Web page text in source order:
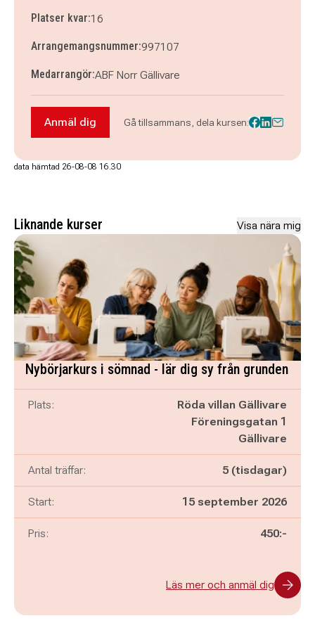
Platser kvar:16
Arrangemangsnummer:997107
Medarrangör:ABF Norr Gällivare
Anmäl dig till Squaredance
Anmäl dig Gå tillsammans, dela kursen:
data hämtad 26-08-08 16.30
Liknande kurser Visa nära mig
Nybörjarkurs i sömnad - lär dig sy från grunden
Plats:
Röda villan Gällivare
Föreningsgatan 1
Gällivare
Antal träffar: 5 (tisdagar)
Start: 15 september 2026
Pris: 450:-
Läs mer och anmäl dig